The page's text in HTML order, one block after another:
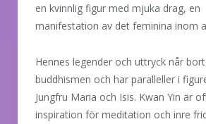
en kvinnlig figur med mjuka drag, en
manifestation av det feminina inom
Hennes legender och uttryck når
buddhismen och har paralleller i
Jungfru Maria och Isis. Kwan Yin är
inspiration för meditation och inre